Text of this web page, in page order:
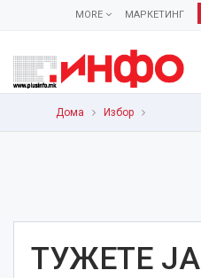
МАРКЕТИНГ
MORE
Дома Избор
ТУЖЕТЕ ЈА